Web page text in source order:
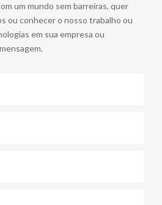
um mundo sem barreiras, quer
ou conhecer o nosso trabalho ou
em sua empresa ou